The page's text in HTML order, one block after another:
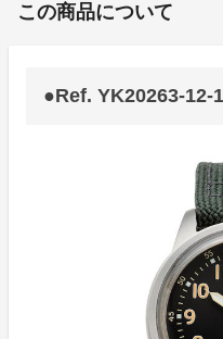
この商品について
●Ref. YK20263-12-